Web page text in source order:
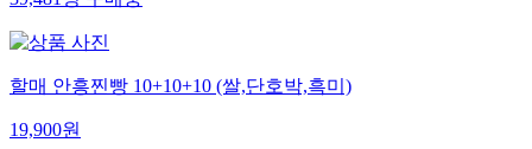
할매 안흥찐빵 10+10+10 (쌀,단호박,흑미)
19,900원